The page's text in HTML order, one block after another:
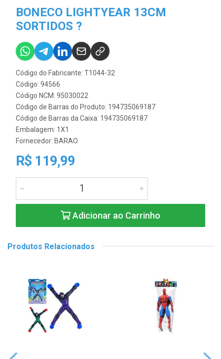
BONECO LIGHTYEAR 13CM
SORTIDOS ?
Código do Fabricante: T1044-32
Código: 94566
Código NCM: 95030022
Código de Barras do Produto: 194735069187
Código de Barras da Caixa: 194735069187
Embalagem: 1X1
Fornecedor: BARAO
R$ 119,99
Adicionar ao Carrinho
Produtos Relacionados